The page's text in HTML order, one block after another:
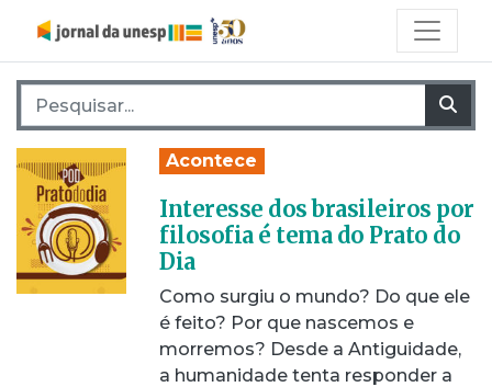
Pesquisar por:
Acontece
Interesse dos brasileiros por
filosofia é tema do Prato do
Dia
Como surgiu o mundo? Do que ele
é feito? Por que nascemos e
morremos? Desde a Antiguidade,
a humanidade tenta responder a